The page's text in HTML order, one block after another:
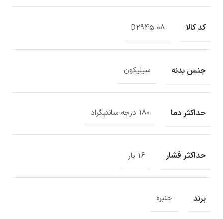
کد کالا D2945 08
جنس بدنه سیلیکون
حداکثر دما 180 درجه سانتیگراد
حداکثر فشار 16 بار
برند خنبره